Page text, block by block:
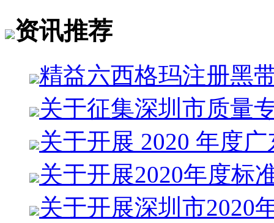
资讯推荐
精益六西格玛注册黑
关于征集深圳市质量
关于开展 2020 年度
关于开展2020年度标
关于开展深圳市2020